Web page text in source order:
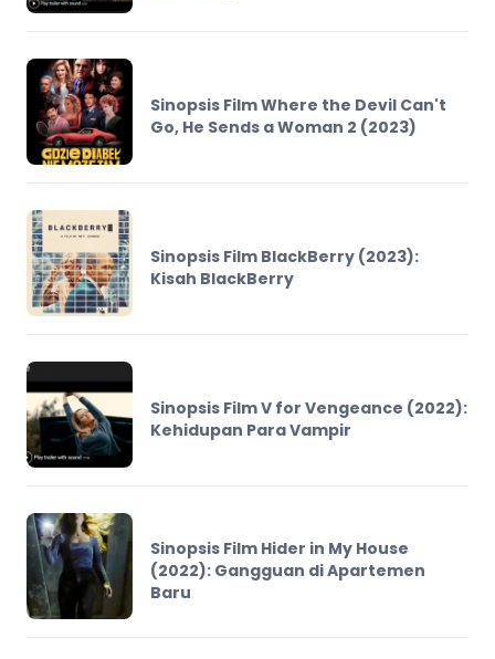
Sinopsis Film Where the Devil Can't
Go, He Sends a Woman 2 (2023)
Sinopsis Film BlackBerry (2023):
Kisah BlackBerry
Sinopsis Film V for Vengeance (2022):
Kehidupan Para Vampir
Sinopsis Film Hider in My House
(2022): Gangguan di Apartemen
Baru